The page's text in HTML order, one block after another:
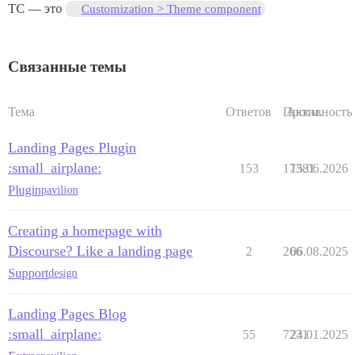
TC — это Customization > Theme component
Связанные темы
Тема Ответов Просм.
Активность
Landing Pages Plugin
:small_airplane:
Pluginpavilion
153 17381
15.06.2026
Creating a homepage with
Discourse? Like a landing page
Supportdesign
2 266
06.08.2025
Landing Pages Blog
:small_airplane:
55 7231
24.01.2025